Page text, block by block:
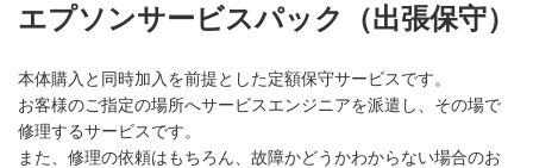
エプソンサービスパック（出張保守）
本体購入と同時加入を前提とした定額保守サービスです。
お客様のご指定の場所へサービスエンジニアを派遣し、その場で
修理するサービスです。
また、修理の依頼はもちろん、故障かどうかわからない場合のお